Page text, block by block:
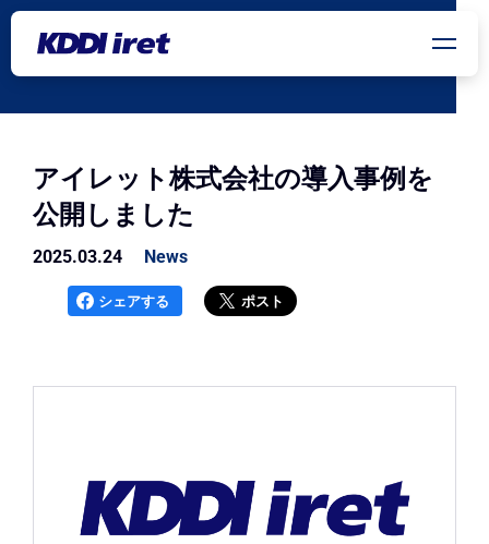
メインコンテンツにスキップ
アイレット株式会社の導入事例を
公開しました
2025.03.24 News
シェアする ポスト